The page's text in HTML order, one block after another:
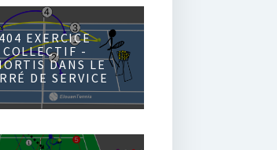
404 EXERCICE
COLLECTIF -
DANS LE
DE SERVICE